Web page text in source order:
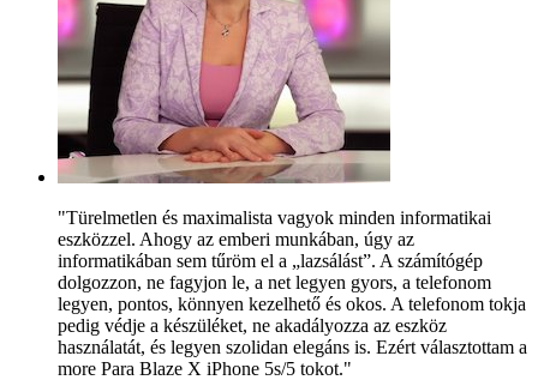
"Türelmetlen és maximalista vagyok minden informatikai
eszközzel. Ahogy az emberi munkában, úgy az
informatikában sem tűröm el a „lazsálást”. A számítógép
dolgozzon, ne fagyjon le, a net legyen gyors, a telefonom
legyen, pontos, könnyen kezelhető és okos. A telefonom tokja
pedig védje a készüléket, ne akadályozza az eszköz
használatát, és legyen szolidan elegáns is. Ezért választottam a
more Para Blaze X iPhone 5s/5 tokot."